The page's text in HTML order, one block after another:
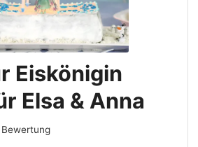
Eiskönigin
Elsa & Anna